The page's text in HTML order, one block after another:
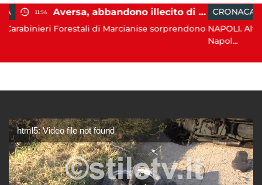
Aversa, abbandono illecito di rifiuti: uomo sorpreso dai carabinieri
di Marcianise sorprendono
CRONACA 09:13
NAPOLI. Alto impatto dei
html5: Video file not found